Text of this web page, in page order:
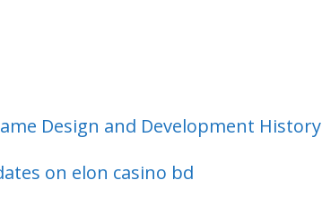
Design and Development History
on elon casino bd